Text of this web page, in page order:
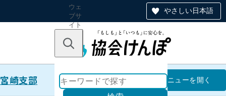
やさしい日本語
ウェ
ブサ
イト
のナ
ン
キーワードで探す
宮崎支部 宮崎支部
メニューを開く